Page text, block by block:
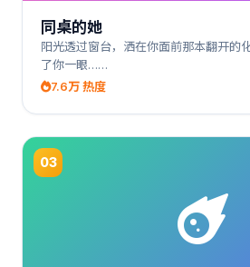
同桌的她
阳光透过窗台，洒在你面前那本翻开的
了你一眼……
7.6万 热度
03